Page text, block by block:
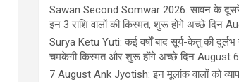
Sawan Second Somwar 2026: सावन के दूसरे
इन 3 राशि वालों की किस्मत, शुरू होंगे अच्छे दिन
Surya Ketu Yuti: कई वर्षों बाद सूर्य-केतु की दुर्लभ
चमकेगी किस्मत और शुरू होंगे अच्छे दिन August
7 August Ank Jyotish: इन मूलांक वालों को